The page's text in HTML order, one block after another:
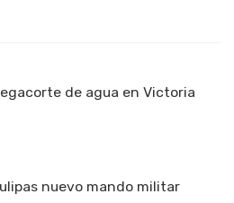
de agua en Victoria
nuevo mando militar